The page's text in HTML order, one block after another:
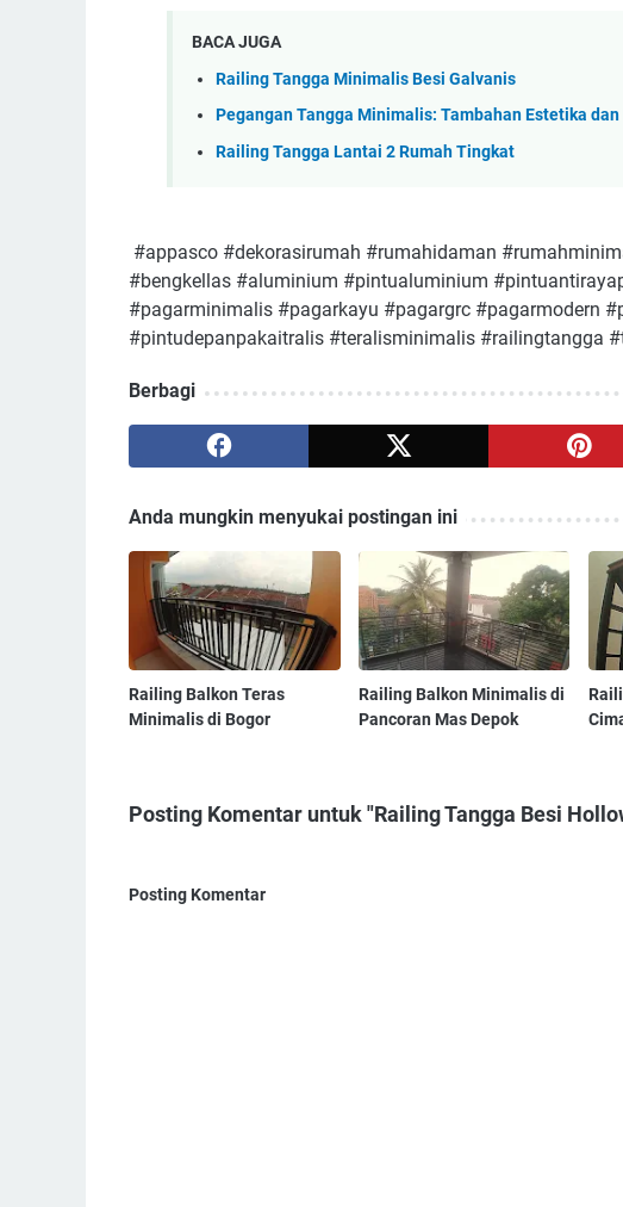
BACA JUGA
Railing Tangga Minimalis Besi Galvanis
Pegangan Tangga Minimalis: Tambahan Estetika
Railing Tangga Lantai 2 Rumah Tingkat
#appasco #dekorasirumah #rumahidaman
#bengkellas #aluminium #pintualuminium
#pagarminimalis #pagarkayu #pagargrc #pagarmodern
#pintudepanpakaitralis #teralisminimalis #railingtangga
Berbagi
Anda mungkin menyukai postingan ini
Railing Balkon Teras
Minimalis di Bogor
Railing Balkon Minimalis di
Pancoran Mas Depok
Posting Komentar untuk "Railing Tangga Besi
Posting Komentar